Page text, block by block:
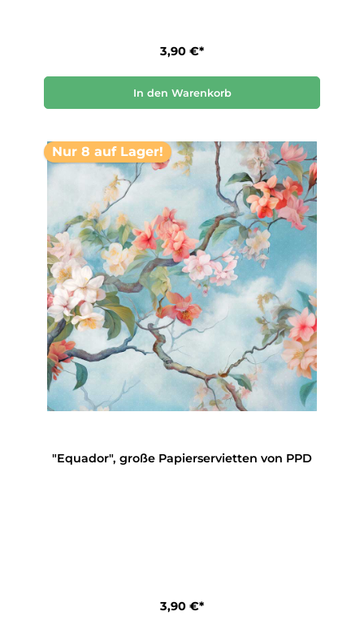
3,90 €*
In den Warenkorb
Nur 8 auf Lager!
"Equador", große Papierservietten von PPD
3,90 €*